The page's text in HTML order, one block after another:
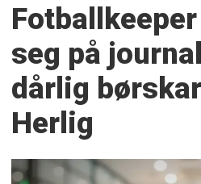
seg på
dårlig
Herlig